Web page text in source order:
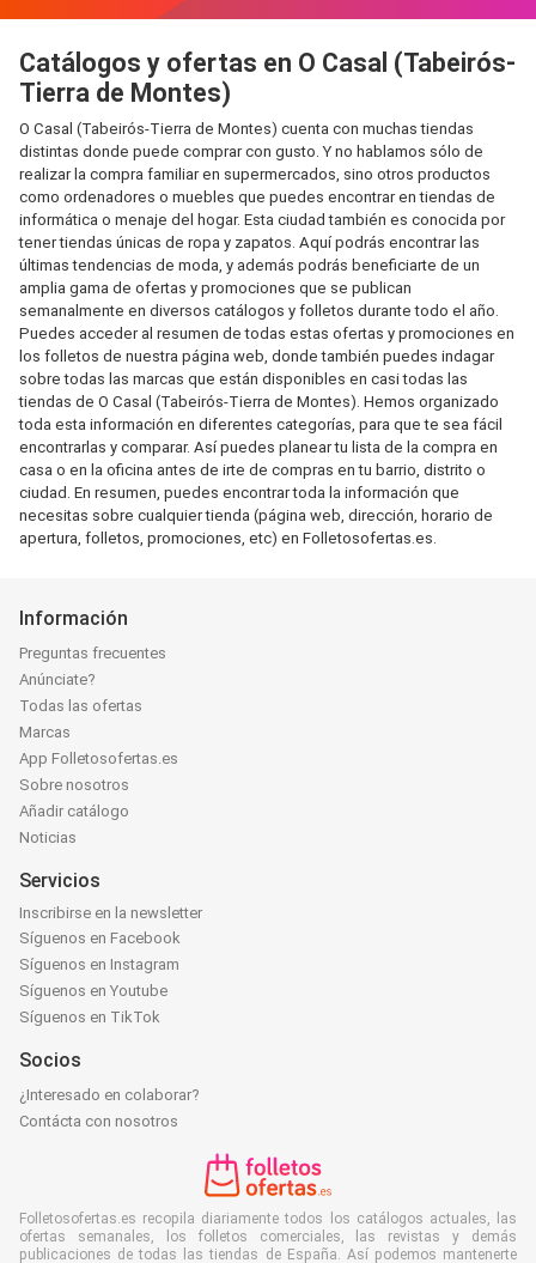
Catálogos y ofertas en O Casal (Tabeirós-
Tierra de Montes)
O Casal (Tabeirós-Tierra de Montes) cuenta con muchas tiendas
distintas donde puede comprar con gusto. Y no hablamos sólo de
realizar la compra familiar en supermercados, sino otros productos
como ordenadores o muebles que puedes encontrar en tiendas de
informática o menaje del hogar. Esta ciudad también es conocida por
tener tiendas únicas de ropa y zapatos. Aquí podrás encontrar las
últimas tendencias de moda, y además podrás beneficiarte de un
amplia gama de ofertas y promociones que se publican
semanalmente en diversos catálogos y folletos durante todo el año.
Puedes acceder al resumen de todas estas ofertas y promociones en
los folletos de nuestra página web, donde también puedes indagar
sobre todas las marcas que están disponibles en casi todas las
tiendas de O Casal (Tabeirós-Tierra de Montes). Hemos organizado
toda esta información en diferentes categorías, para que te sea fácil
encontrarlas y comparar. Así puedes planear tu lista de la compra en
casa o en la oficina antes de irte de compras en tu barrio, distrito o
ciudad. En resumen, puedes encontrar toda la información que
necesitas sobre cualquier tienda (página web, dirección, horario de
apertura, folletos, promociones, etc) en Folletosofertas.es.
Información
Preguntas frecuentes
Anúnciate?
Todas las ofertas
Marcas
App Folletosofertas.es
Sobre nosotros
Añadir catálogo
Noticias
Servicios
Inscribirse en la newsletter
Síguenos en Facebook
Síguenos en Instagram
Síguenos en Youtube
Síguenos en TikTok
Socios
¿Interesado en colaborar?
Contácta con nosotros
Folletosofertas.es recopila diariamente todos los catálogos actuales, las
ofertas semanales, los folletos comerciales, las revistas y demás
publicaciones de todas las tiendas de España. Así podemos mantenerte